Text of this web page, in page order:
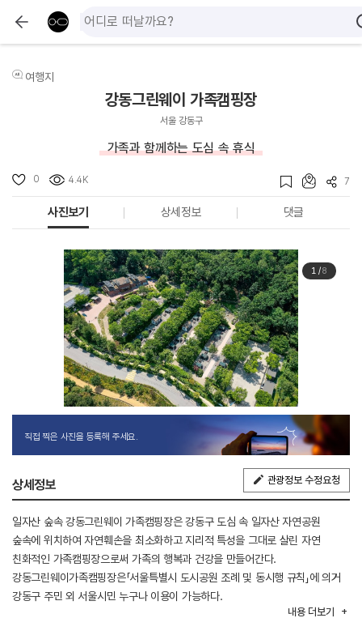
여행지
강동그린웨이 가족캠핑장
서울 강동구
가족과 함께하는 도심 속 휴식
0 4.4K 7
사진보기 상세정보 댓글
1/8
직접 찍은 사진을 등록해 주세요.
상세정보 관광정보 수정요청
일자산 숲속 강동그린웨이 가족캠핑장은 강동구 도심 속 일자산 자연공원
숲속에 위치하여 자연훼손을 최소화하고 지리적 특성을 그대로 살린 자연
친화적인 가족캠핑장으로써 가족의 행복과 건강을 만들어간다.
강동그린웨이가족캠핑장은「서울특별시 도시공원 조례 및 동시행 규칙」에 의거
강동구 주민 외 서울시민 누구나 이용이 가능하다.
텐트가 미리 설치되어 있는 데크사이트가 있어 장비가 충분하지 않아도 캠핑을
내용 더보기